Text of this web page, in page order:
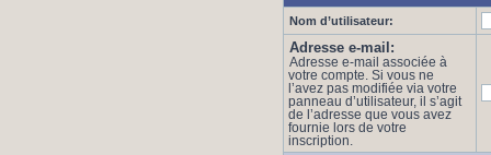
Nom d’utilisateur:
Adresse e-mail:
Adresse e-mail associée à
votre compte. Si vous ne
l’avez pas modifiée via votre
panneau d’utilisateur, il s’agit
de l’adresse que vous avez
fournie lors de votre
inscription.